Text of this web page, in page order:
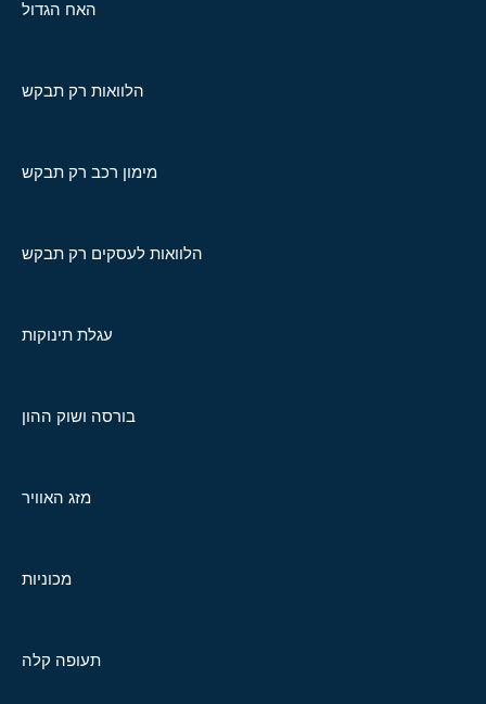
האח הגדול
הלוואות רק תבקש
מימון רכב רק תבקש
הלוואות לעסקים רק תבקש
עגלת תינוקות
בורסה ושוק ההון
מזג האוויר
מכוניות
תעופה קלה